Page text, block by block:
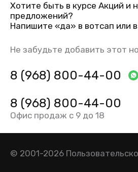
Хотите быть в курсе Акций и
предложений?
Напишите «да» в вотсап или
Не забудьте добавить этот
8 (968) 800-44-00
8 (968) 800-44-00
Офис продаж с 9 до 18
© 2001-2026